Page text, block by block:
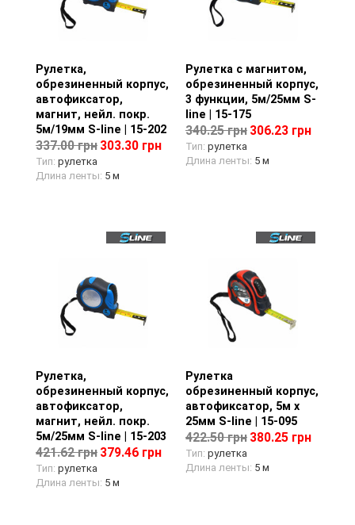
Просмотр товара
Рулетка,
обрезиненный корпус,
автофиксатор,
магнит, нейл. покр.
5м/19мм S-line | 15-202
337.00 грн 303.30 грн
Тип: рулетка
Длина ленты: 5 м
Просмотр товара
Рулетка с магнитом,
обрезиненный корпус,
3 функции, 5м/25мм S-
line | 15-175
340.25 грн 306.23 грн
Тип: рулетка
Длина ленты: 5 м
Просмотр товара
Рулетка,
обрезиненный корпус,
автофиксатор,
магнит, нейл. покр.
5м/25мм S-line | 15-203
421.62 грн 379.46 грн
Тип: рулетка
Длина ленты: 5 м
Просмотр товара
Рулетка
обрезиненный корпус,
автофиксатор, 5м х
25мм S-line | 15-095
422.50 грн 380.25 грн
Тип: рулетка
Длина ленты: 5 м